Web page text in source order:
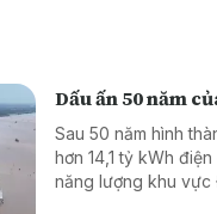
Dấu ấn 50 năm
Sau 50 năm hình
hơn 14,1 tỷ kWh
năng lượng khu vực